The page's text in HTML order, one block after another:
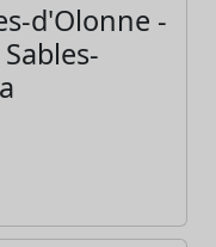
d'Olonne -